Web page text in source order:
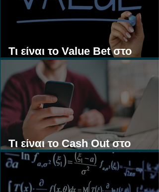
Τι είναι το Value Bet στο
Στοίχημα;
Τι είναι το Cash Out στο
Στοίχημα;